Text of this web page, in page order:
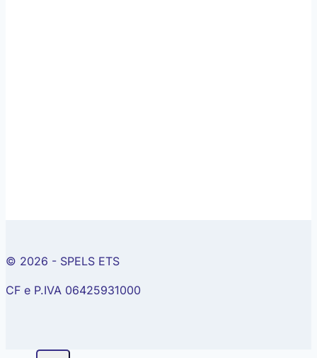
© 2026 - SPELS ETS
CF e P.IVA 06425931000